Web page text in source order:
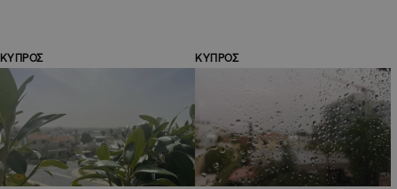
ΚΥΠΡΟΣ ΚΥΠΡΟΣ